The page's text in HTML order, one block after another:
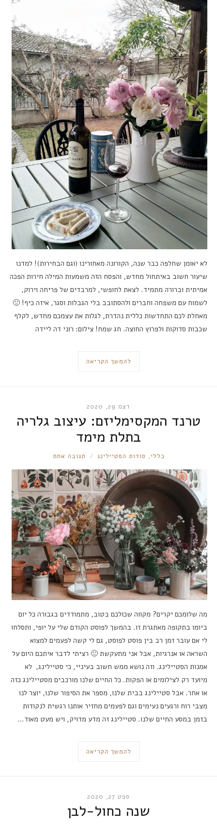
לא יאומן שחלפה כבר שנה, הקורונה מאחורינו (וגם הבחירות)! למדנו
שיעור חשוב באיתחול מחדש, והפסח הזה משמעות המילה חירות הפכה
אמיתית וברורה מתמיד. לצאת לחופשי, למרבדים של פריחה וירוק,
לשמוח עם משפחה וחברים ולהסתובב בלי הגבלות וסגר, איזה כיף! 🙂
מאחלת לכם התחדשות כללית נהדרת, לגלות את עצמכם מחדש, לקלף
שכבות סדוקות ולפרוץ החוצה. חג שמח! צילום: רוני דה ליידה
להמשך הקריאה
דצמ 29, 2020
טרנד המקסימליזם: עיצוב גלריה
בתלת מימד
RONNIE
כללי, סודות הסטיילינג תגובה אחת
מה שלומכם יקרים? מקווה שכולכם בטוב, מתמודדים בגבורה כל יום
ביומו בתקופה מאתגרת זו. בהמשך לפוסט הקודם שלי על יופי, ותסלחו
לי אם עובר זמן רב בין פוסט לפוסט, גם לי קשה לפעמים למצוא
השראה או אנרגיות, אבל אני מתעקשת 🙂 רציתי לדבר איתכם היום על
אמנות הסטיילינג. וזה נושא ממש חשוב בעיניי, כי סטיילינג, לא
מיועד רק לצילומים או הפקות. כל החיים שלנו מורכבים מסטיילינג כזה
או אחר. אבל סטיילינג בבית שלנו, מספר את הסיפור שלנו, יוצר לנו
מצבי רוח ורגעים נעימים וגם לפעמים מחזיר אותנו רגשית לנקודות
בזמן במסע החיים שלנו. סטיילינג זה מדע מדויק, ויש מעט מאוד…
להמשך הקריאה
ספט 27, 2020
שנה כחול-לבן